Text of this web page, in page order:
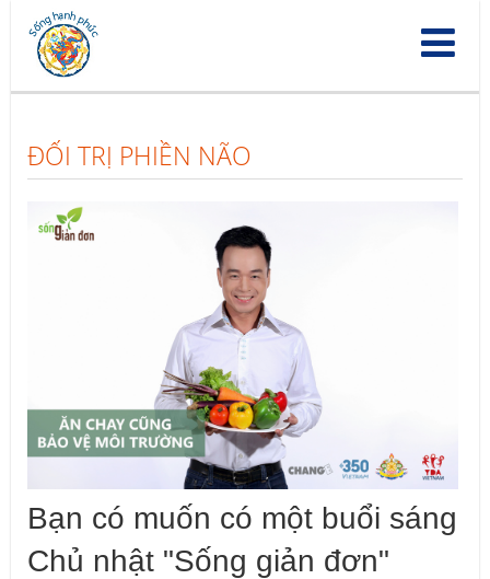
dung
ĐỐI TRỊ PHIỀN NÃO
Bạn có muốn có một buổi sáng
Chủ nhật "Sống giản đơn"